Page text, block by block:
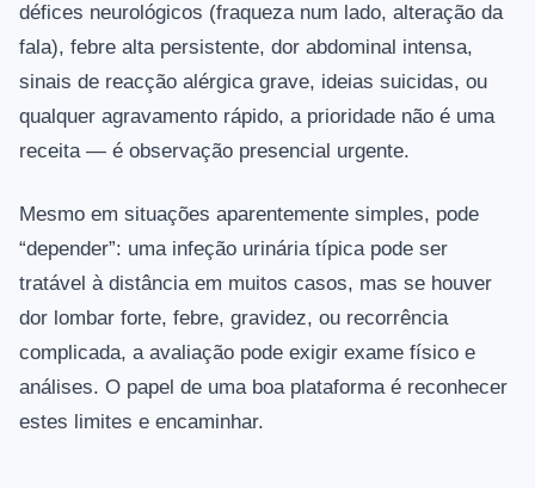
défices neurológicos (fraqueza num lado, alteração da
fala), febre alta persistente, dor abdominal intensa,
sinais de reacção alérgica grave, ideias suicidas, ou
qualquer agravamento rápido, a prioridade não é uma
receita — é observação presencial urgente.
Mesmo em situações aparentemente simples, pode
“depender”: uma infeção urinária típica pode ser
tratável à distância em muitos casos, mas se houver
dor lombar forte, febre, gravidez, ou recorrência
complicada, a avaliação pode exigir exame físico e
análises. O papel de uma boa plataforma é reconhecer
estes limites e encaminhar.